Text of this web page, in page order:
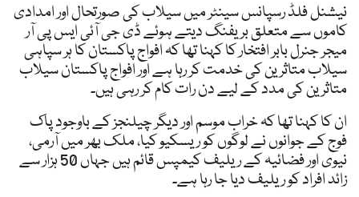
نیشنل فلڈ رسپانس سینٹر میں سیلاب کی صورتحال اور امدادی
کاموں سے متعلق بریفنگ دیتے ہوئے ڈی جی آئی ایس پی آر
میجر جنرل بابر افتخار کا کہنا تھا کہ افواج پاکستان کا ہر سپاہی
سیلاب متاثرین کی خدمت کر رہا ہے اور افواج پاکستان سیلاب
متاثرین کی مدد کے لیے دن رات کام کر رہی ہیں۔
ان کا کہنا تھا کہ خراب موسم اور دیگر چیلنجز کے باوجود پاک
فوج کے جوانوں نے لوگوں کو ریسکیو کیا، ملک بھر میں آرمی،
نیوی اور فضائیہ کے ریلیف کیمپس قائم ہیں جہاں 50 ہزار سے
زائد افراد کو ریلیف دیا جا رہا ہے۔